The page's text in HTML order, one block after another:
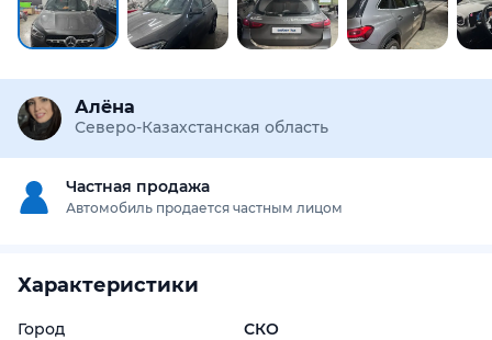
Алёна
Северо-Казахстанская область
Частная продажа
Автомобиль продается частным лицом
Характеристики
Город
СКО